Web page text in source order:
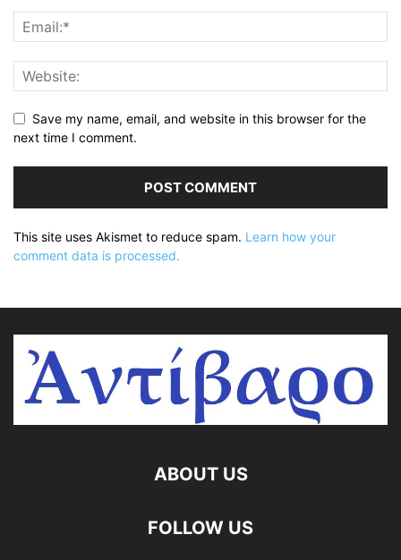
Save my name, email, and website in this browser for the
next time I comment.
This site uses Akismet to reduce spam. Learn how your
comment data is processed.
ABOUT US
FOLLOW US